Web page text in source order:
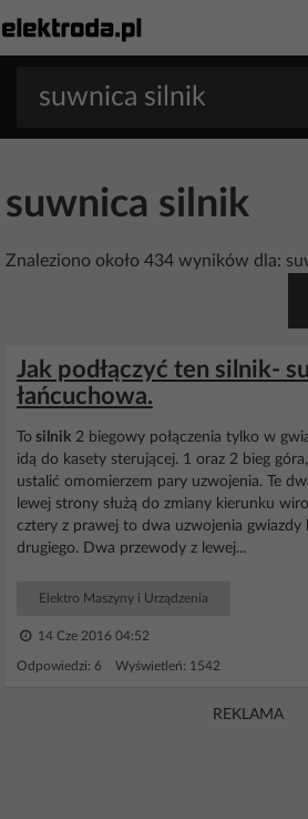
suwnica silnik
Znaleziono około 434 wyników dla:
Jak podłączyć ten silnik-
łańcuchowa.
To silnik 2 biegowy połączenia tylko w
idą do kasety sterującej. 1 oraz 2 bieg
ustalić omomierzem pary uzwojenia. Te
lewej strony służą do zmiany kierunku
cztery z prawej to dwa uzwojenia gwiazdy
drugiego. Dwa przewody z lewej...
Elektro Maszyny i Urządzenia
14 Cze 2016 04:52
Odpowiedzi: 6 Wyświetleń: 1542
REKLAMA